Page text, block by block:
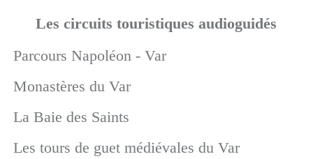
Les circuits touristiques audioguidés
Parcours Napoléon - Var
Monastères du Var
La Baie des Saints
Les tours de guet médiévales du Var